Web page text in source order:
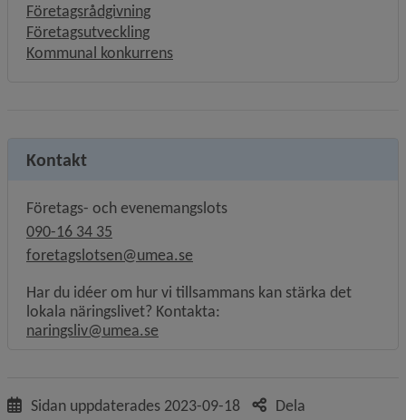
Företagsrådgivning
Företagsutveckling
Kommunal konkurrens
Kontakt
Företags- och evenemangslots
090-16 34 35
foretagslotsen@umea.se
Har du idéer om hur vi tillsammans kan stärka det
lokala näringslivet? Kontakta:
naringsliv@umea.se
Sidan uppdaterades 2023-09-18 Dela